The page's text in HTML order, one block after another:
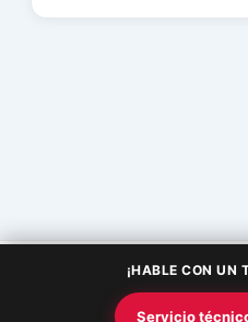
Copyright © 2026 Academia
¡HABLE CON UN
Servicio